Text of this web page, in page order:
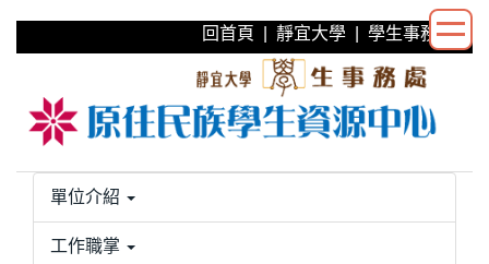
跳
區
回首頁 靜宜大學 學生事務處
單位介紹
工作職掌